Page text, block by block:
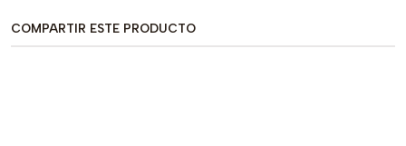
COMPARTIR ESTE PRODUCTO